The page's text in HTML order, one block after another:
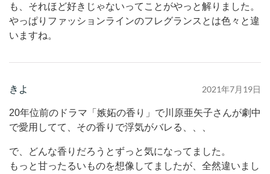
も、それほど好きじゃないってことがやっと解りました。
やっぱりファッションラインのフレグランスとは色々と違
いますね。
きよ 2021年7月19日
20年位前のドラマ「嫉妬の香り」で川原亜矢子さんが劇中
で愛用してて、その香りで浮気がバレる、、、
で、どんな香りだろうとずっと気になってました。
もっと甘ったるいものを想像してましたが、全然違いまし